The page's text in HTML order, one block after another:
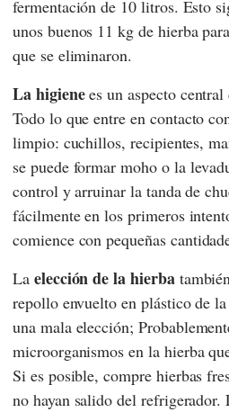
fermentación de 10 litros. Esto
unos buenos 11 kg de hierba
que se eliminaron.
La higienees un aspecto
Todo lo que entre en contacto
limpio: cuchillos, recipientes,
se puede formar moho o la
control y arruinar la tanda de
fácilmente en los primeros
comience con pequeñas
La elección de la hierba
repollo envuelto en plástico de
una mala elección;
microorganismos en la hierba
Si es posible, compre hierbas
no hayan salido del